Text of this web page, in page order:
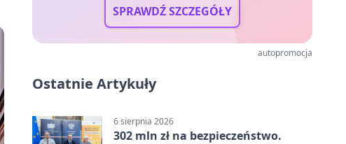
SPRAWDŹ SZCZEGÓŁY
autopromocja
Ostatnie Artykuły
6 sierpnia 2026
302 mln zł na bezpieczeństwo.